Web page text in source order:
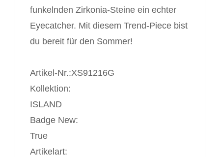
funkelnden Zirkonia-Steine ein echter
Eyecatcher. Mit diesem Trend-Piece bist
du bereit für den Sommer!
Artikel-Nr.:XS91216G
Kollektion:
ISLAND
Badge New:
True
Artikelart: